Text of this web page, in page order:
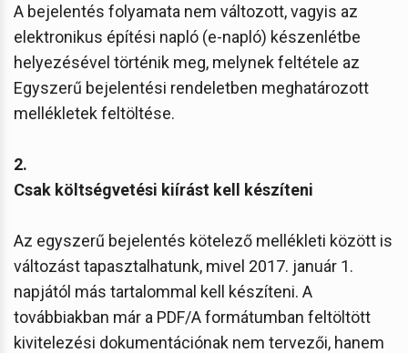
A bejelentés folyamata nem változott, vagyis az
elektronikus építési napló (e-napló) készenlétbe
helyezésével történik meg, melynek feltétele az
Egyszerű bejelentési rendeletben meghatározott
mellékletek feltöltése.
2.
Csak költségvetési kiírást kell készíteni
Az egyszerű bejelentés kötelező mellékleti között is
változást tapasztalhatunk, mivel 2017. január 1.
napjától más tartalommal kell készíteni. A
továbbiakban már a PDF/A formátumban feltöltött
kivitelezési dokumentációnak nem tervezői, hanem